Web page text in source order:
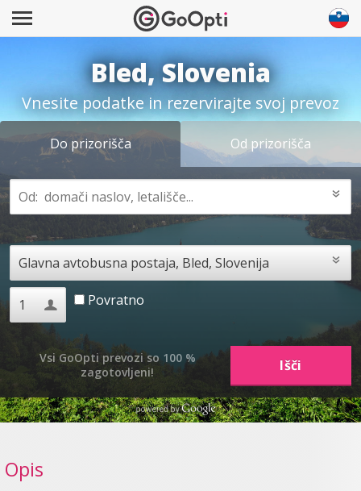
Bled, Slovenia
Vnesite podatke in rezervirajte svoj prevoz
Do prizorišča Od prizorišča
Povratno
Vsi GoOpti prevozi so 100 %
zagotovljeni!
Opis